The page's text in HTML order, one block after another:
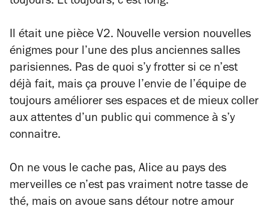
Il était une pièce V2. Nouvelle version nouvelles
énigmes pour l’une des plus anciennes salles
parisiennes. Pas de quoi s’y frotter si ce n’est
déjà fait, mais ça prouve l’envie de l’équipe de
toujours améliorer ses espaces et de mieux coller
aux attentes d’un public qui commence à s’y
connaitre.
On ne vous le cache pas, Alice au pays des
merveilles ce n’est pas vraiment notre tasse de
thé, mais on avoue sans détour notre amour